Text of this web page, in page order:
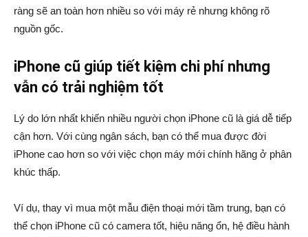
ràng sẽ an toàn hơn nhiều so với máy rẻ nhưng không rõ
nguồn gốc.
iPhone cũ giúp tiết kiệm chi phí nhưng
vẫn có trải nghiệm tốt
Lý do lớn nhất khiến nhiều người chọn iPhone cũ là giá dễ tiếp
cận hơn. Với cùng ngân sách, bạn có thể mua được đời
iPhone cao hơn so với việc chọn máy mới chính hãng ở phân
khúc thấp.
Ví dụ, thay vì mua một mẫu điện thoại mới tầm trung, bạn có
thể chọn iPhone cũ có camera tốt, hiệu năng ổn, hệ điều hành